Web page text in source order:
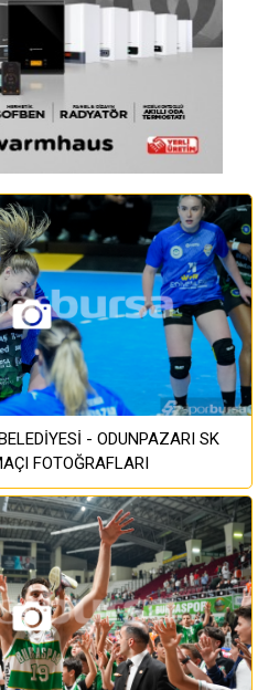
- ODUNPAZARI SK
FOTOĞRAFLARI